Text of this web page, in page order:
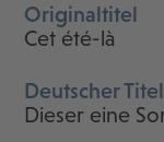
Originaltitel
Cet été-là
Deutscher Titel
Dieser eine